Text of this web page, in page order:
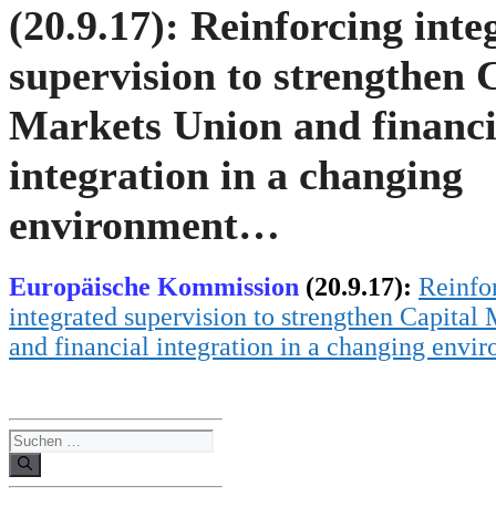
(20.9.17): Reinforcing
supervision to strengthen
Markets Union and
integration in a changing
environment…
Europäische Kommission (20.9.17):
integrated supervision to strengthen Capital
and financial integration in a changing
Suchen
nach: